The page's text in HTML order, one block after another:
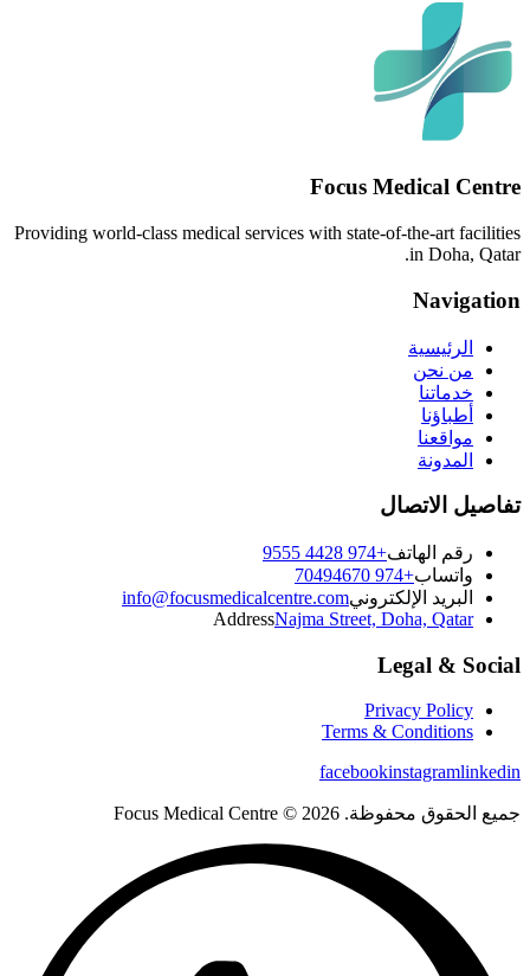
Focus Medical Centre
Providing world-class medical services with state-of-the-art facilities
in Doha, Qatar.
Navigation
الرئيسية
من نحن
خدماتنا
أطباؤنا
مواقعنا
المدونة
تفاصيل الاتصال
رقم الهاتف+974 4428 9555
واتساب+974 70494670
البريد الإلكترونيinfo@focusmedicalcentre.com
AddressNajma Street, Doha, Qatar
Legal & Social
Privacy Policy
Terms & Conditions
facebookinstagramlinkedin
جميع الحقوق محفوظة. 2026 © Focus Medical Centre